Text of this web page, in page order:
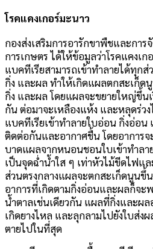
โรคแคงเกอร์มะนาว
กองส่งเสริมการอารักขาพืชและการ
การเกษตร ได้ให้ข้อมูลว่าโรคแคงเก
แบคทีเรียสามารถเข้าทำลายได้ทุก
กิ่ง และผล ทำให้เกิดแผลตกสะเก็ด
กิ่ง และผล โดยแผลจะขยายใหญ่ขึ้น
กัน ต่อมาจะเหลืองแห้ง และหลุดร่ว
แบคทีเรียเข้าทำลายใบอ่อน กิ่งอ่อ
ติดต่อกันและอากาศชื้น โดยอาการ
บาดแผลจากหนอนชอนใบเข้าทำลา
เป็นจุดฉ่ำน้ำใส ๆ เท่าหัวไม้ขีดไฟแ
ส่วนตรงกลางแผลจะตกสะเก็ดนูนขึ้
อาการที่เกิดตามกิ่งอ่อนและผลก็จ
น้ำตาลเช่นเดียวกัน แผลที่กิ่งและผ
เกิดยางไหล และลุกลามไปยังใบส่ง
ตายไปในที่สุด